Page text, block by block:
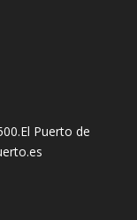
Puerto de